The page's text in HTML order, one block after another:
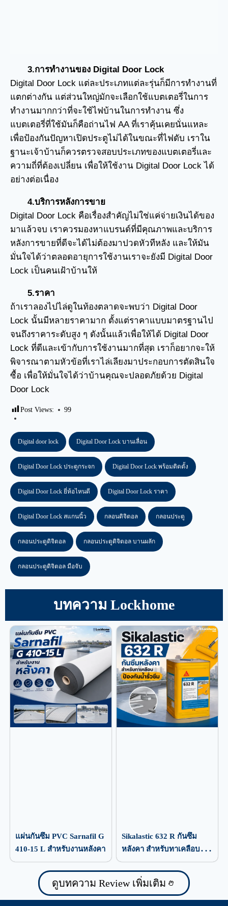
3.การทำงานของ Digital Door Lock
Digital Door Lock แต่ละประเภทแต่ละรุ่นก็มีการทำงานที่
แตกต่างกัน แต่ส่วนใหญ่มักจะเลือกใช้แบตเตอรี่ในการ
ทำงานมากกว่าที่จะใช้ไฟบ้านในการทำงาน ซึ่ง
แบตเตอรี่ที่ใช้มันก็คือถ่านไฟ AA ที่เราคุ้นเคยนั่นแหละ
เพื่อป้องกันปัญหาเปิดประตูไม่ได้ในขณะที่ไฟดับ เราใน
ฐานะเจ้าบ้านก็ควรตรวจสอบประเภทของแบตเตอรี่และ
ความถี่ที่ต้องเปลี่ยน เพื่อให้ใช้งาน Digital Door Lock ได้
อย่างต่อเนื่อง
4.บริการหลังการขาย
Digital Door Lock คือเรื่องสำคัญไม่ใช่แค่จ่ายเงินได้ของ
มาแล้วจบ เราควรมองหาแบรนด์ที่มีคุณภาพและบริการ
หลังการขายที่ดีจะได้ไม่ต้องมาปวดหัวทีหลัง และให้มัน
มั่นใจได้ว่าตลอดอายุการใช้งานเราจะยังมี Digital Door
Lock เป็นคนเฝ้าบ้านให้
5.ราคา
ถ้าเราลองไปไล่ดูในท้องตลาดจะพบว่า Digital Door
Lock นั้นมีหลายราคามาก ตั้งแต่ราคาแบบมาตรฐานไป
จนถึงราคาระดับสูง ๆ ดังนั้นแล้วเพื่อให้ได้ Digital Door
Lock ที่ดีและเข้ากับการใช้งานมากที่สุด เราก็อยากจะให้
พิจารณาตามหัวข้อที่เราไล่เลียงมาประกอบการตัดสินใจ
ซื้อ เพื่อให้มั่นใจได้ว่าบ้านคุณจะปลอดภัยด้วย Digital
Door Lock
Post Views: 99
Digital door lock Digital Door Lock บานเลื่อน
Digital Door Lock ประตูกระจก Digital Door Lock พร้อมติดตั้ง
Digital Door Lock ยี่ห้อไหนดี Digital Door Lock ราคา
Digital Door Lock สแกนนิ้ว กลอนดิจิตอล กลอนประตู
กลอนประตูดิจิตอล กลอนประตูดิจิตอล บานผลัก
กลอนประตูดิจิตอล มือจับ
บทความ Lockhome
แผ่นกันซึม PVC Sarnafil G
410-15 L สำหรับงานหลังคา
Sikalastic 632 R กันซึม
หลังคา สำหรับทาเคลือบ
ป้องกันน้ำรั่วซึม
ดูบทความ Review เพิ่มเติม